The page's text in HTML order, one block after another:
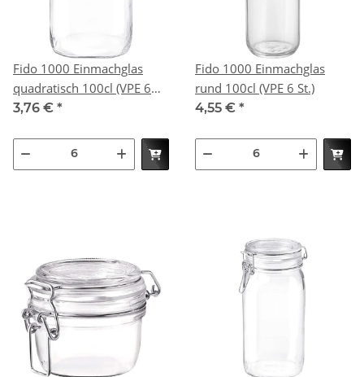
Fido 1000 Einmachglas
quadratisch 100cl (VPE 6
St.)
3,76 € *
Fido 1000 Einmachglas
rund 100cl (VPE 6 St.)
4,55 € *